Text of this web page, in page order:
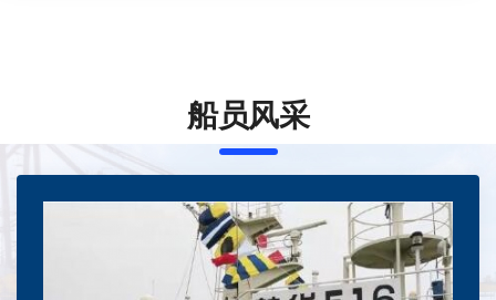
船员风采